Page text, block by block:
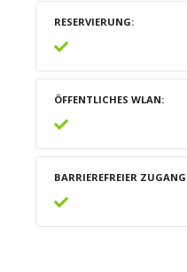
RESERVIERUNG
ÖFFENTLICHES WLAN
BARRIEREFREIER ZUGANG